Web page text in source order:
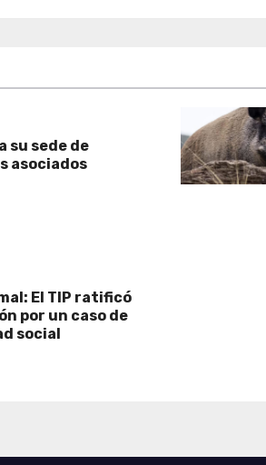
su sede de
asociados
El TIP ratificó
por un caso de
social